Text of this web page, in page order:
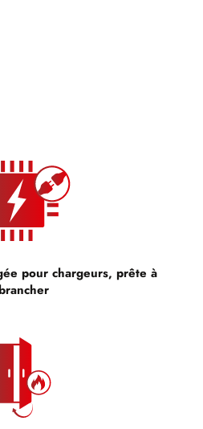
pour chargeurs, prête à